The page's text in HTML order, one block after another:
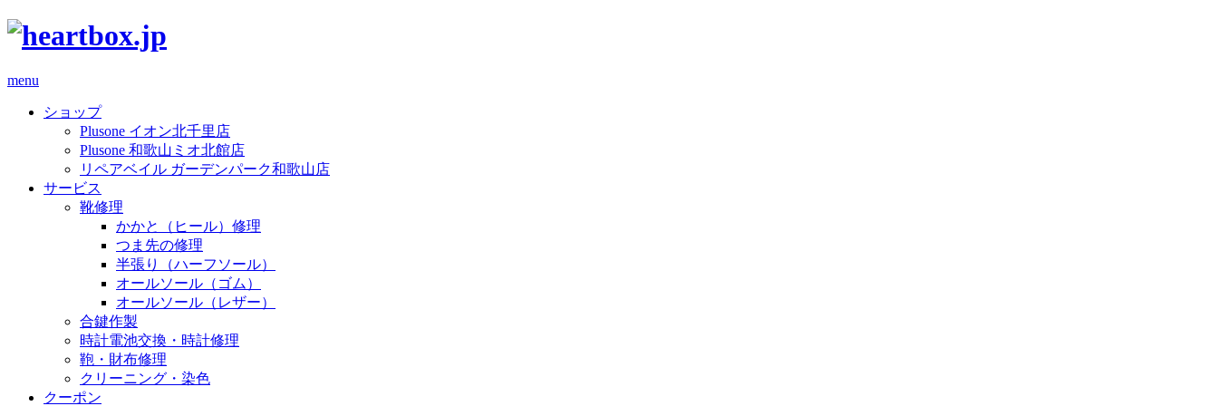
menu
ショップ
Plusone イオン北千里店
Plusone 和歌山ミオ北館店
リペアベイル ガーデンパーク和歌山店
サービス
靴修理
かかと（ヒール）修理
つま先の修理
半張り（ハーフソール）
オールソール（ゴム）
オールソール（レザー）
合鍵作製
時計電池交換・時計修理
鞄・財布修理
クリーニング・染色
クーポン